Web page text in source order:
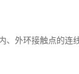
、外环接触点的